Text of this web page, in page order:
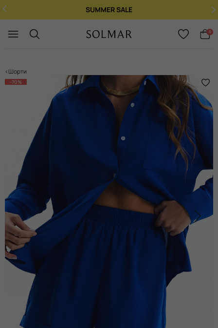
При купівлі 2 ароматів - 3-й у
0
Шорти
-70%